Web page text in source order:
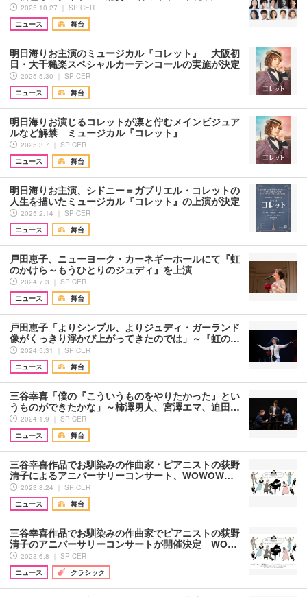
2025.10.27 ｜ SPICER
ニュース
舞台
明日海りお主演のミュージカル『コレット』 大阪初
日・大千穐楽スペシャルカーテンコールの実施が決定
2025.5.30 ｜ SPICER
ニュース
舞台
明日海りお演じるコレットが凛と佇むメインビジュア
ルなど解禁 ミュージカル『コレット』
2025.3.7 ｜ SPICER
ニュース
舞台
明日海りお主演、シドニー＝ガブリエル・コレットの
人生を描いたミュージカル『コレット』の上演が決定
2025.2.14 ｜ SPICER
ニュース
舞台
戸田恵子、ニューヨーク・カーネギーホールにて『虹
のかけら～もうひとりのジュディ』を上演
2024.7.3 ｜ SPICER
ニュース
舞台
戸田恵子「よりシンプル、よりジュディ・ガーランド
像がくっきり浮かび上がってきたのでは」～『虹の…
2024.5.31 ｜ SPICER
ニュース
舞台
三谷幸喜「僕の『こういうものをやりたかった』とい
うものができたかな」～柿澤勇人、宮澤エマ、迫田…
2024.1.9 ｜ SPICER
ニュース
舞台
三谷幸喜作品でお馴染みの作曲家・ピアニストの荻野
清子によるアニバーサリーコンサート、WOWOW…
2023.8.24 ｜ SPICER
ニュース
舞台
三谷幸喜作品でお馴染みの作曲家でピアニストの荻野
清子のアニバーサリーコンサートが開催決定 WO…
2023.6.8 ｜ SPICER
ニュース
クラシック